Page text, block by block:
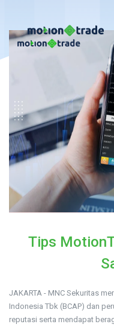
Tips
JAKARTA - MNC Sekuritas
Indonesia Tbk (BCAP) dan
reputasi serta mendapat